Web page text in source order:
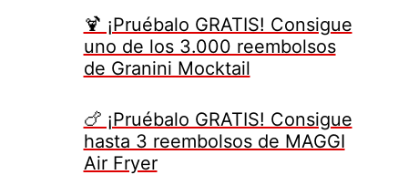
🍹 ¡Pruébalo GRATIS! Consigue
uno de los 3.000 reembolsos
de Granini Mocktail
🍗 ¡Pruébalo GRATIS! Consigue
hasta 3 reembolsos de MAGGI
Air Fryer